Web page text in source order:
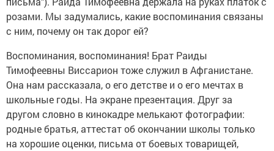
розами. Мы задумались, какие воспоминания связаны
с ним, почему он так дорог ей?
Воспоминания, воспоминания! Брат Раиды
Тимофеевны Виссарион тоже служил в Афганистане.
Она нам рассказала, о его детстве и о его мечтах в
школьные годы. На экране презентация. Друг за
другом словно в кинокадре мелькают фотографии:
родные братья, аттестат об окончании школы только
на хорошие оценки, письма от боевых товарищей,